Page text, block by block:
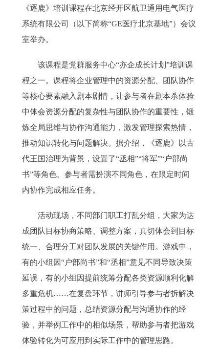
《逐鹿》培训课程在北京经开区航卫通用电气医疗
系统有限公司（以下简称“GE医疗北京基地”）会议
室举办。
该课程是党群服务中心“亦企成长计划”培训课
程之一。课程将企业管理中的资源分配、团队协作
等核心要素融入剧本剧情，让参与者在剧本杀体验
中体会资源分配的复杂性与团队协作的重要性，锻
炼全局思维与协作沟通能力，激发管理探索热情，
推动知识转化与问题解决。据介绍，《逐鹿》以古
代王国治理为背景，设置了“丞相”“将军”“户部尚
书”等角色。参与者需扮演不同角色，在限定时间
内协作完成相应任务。
活动现场，不同部门职工打乱分组，大家为达
成团队目标协商策略、调整方案，真切体会到目标
统一、合理分工对团队发展的关键作用。游戏中，
有的小组因“户部尚书”和“丞相”意见不同导致决策
延误，有的小组因提前统筹分配各类资源顺利化解
多重危机……在复盘环节，讲师引导参与者拆解决
策过程中的问题，总结资源分配与沟通协作的经
验，并举例工作中的相似场景，帮助参与者把游戏
体验转化为可应用到实际工作中的管理思路。